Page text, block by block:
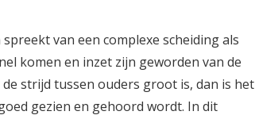
van een complexe scheiding als
komen en inzet zijn geworden van de
strijd tussen ouders groot is, dan is het
gezien en gehoord wordt. In dit